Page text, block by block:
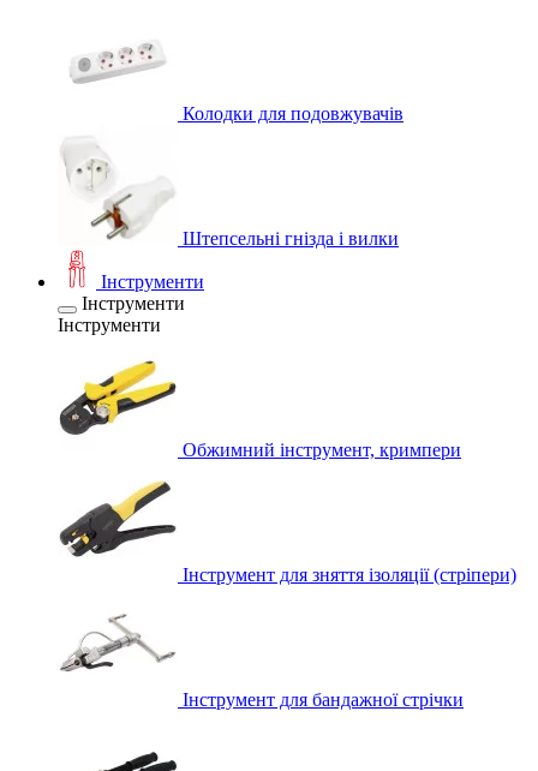
Колодки для подовжувачів
Штепсельні гнізда і вилки
Інструменти
Інструменти
Інструменти
Обжимний інструмент, кримпери
Інструмент для зняття ізоляції (стріпери)
Інструмент для бандажної стрічки